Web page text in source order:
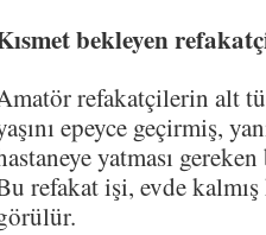
bekleyen
refakatçilerin alt
epeyce geçirmiş,
yatması
refakat işi, evde